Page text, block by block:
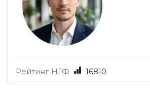
Рейтинг НГФ 16810